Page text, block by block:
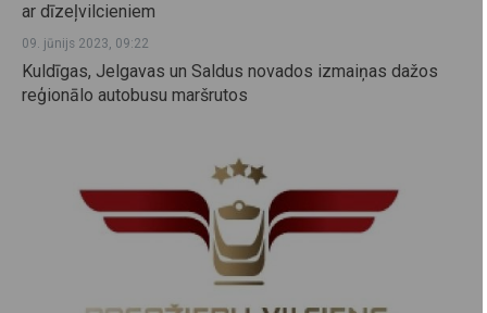
ar dīzeļvilcieniem
09. jūnijs 2023, 09:22
Kuldīgas, Jelgavas un Saldus novados izmaiņas dažos
reģionālo autobusu maršrutos